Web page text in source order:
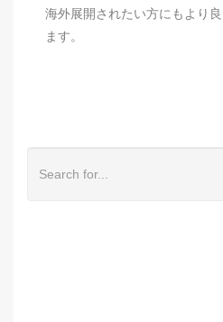
海外展開されたい方にもより
ます。